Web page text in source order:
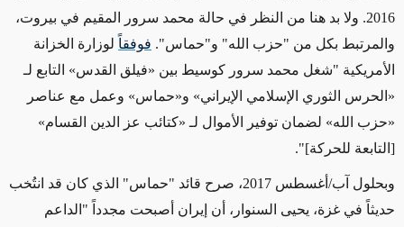
2016. ولا بد هنا من النظر في حالة محمد سرور المقيم في بيروت،
والمرتبط بكل من "حزب الله" و"حماس". فوفقاً لوزارة الخزانة
الأمريكية "شغل محمد سرور كوسيط بين «فيلق القدس» التابع لـ
« الحرس الثوري الإسلامي الإيراني» و«حماس» وعمل مع عناصر
«حزب الله» لضمان توفير الأموال لـ «كتائب عز الدين القسام»
[التابعة للحركة]".
وبحلول آب/أغسطس 2017، صرح قائد "حماس"
الذي كان قد انتُخب
حديثاً في غزة، يحيى السنوار، أن إيران أصبحت مجدداً "الداعم